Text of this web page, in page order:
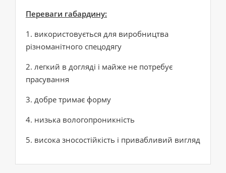
Переваги габардину:
1. використовується для виробництва
різноманітного спецодягу
2. легкий в догляді і майже не потребує
прасування
3. добре тримає форму
4. низька вологопроникність
5. висока зносостійкість і привабливий вигляд